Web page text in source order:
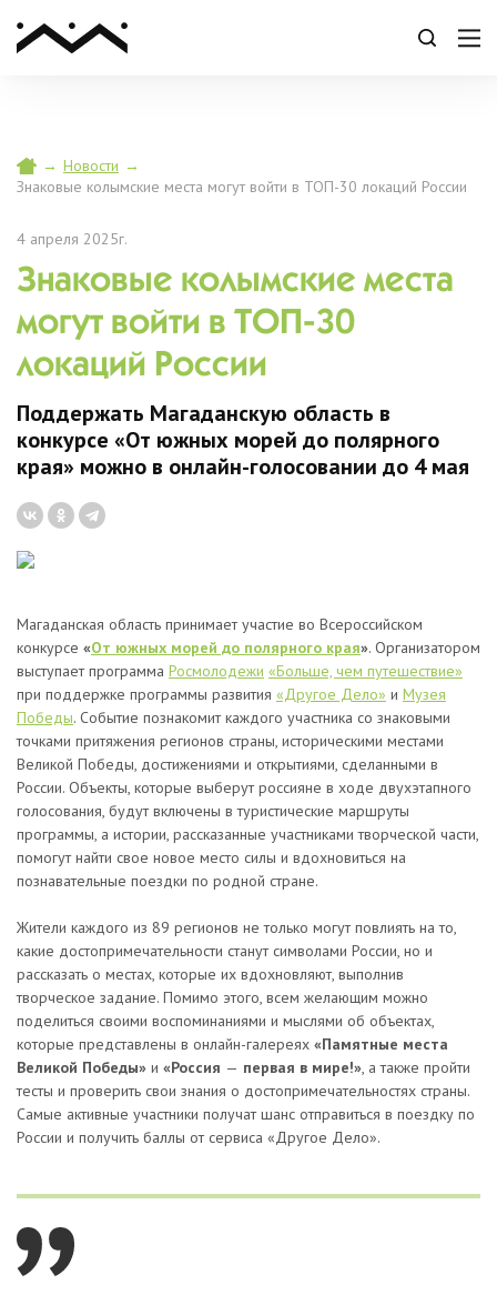
→ Новости →
Знаковые колымские места могут войти в ТОП-30 локаций России
4 апреля 2025г.
Знаковые колымские места
могут войти в ТОП-30
локаций России
Поддержать Магаданскую область в
конкурсе «От южных морей до полярного
края» можно в онлайн-голосовании до 4 мая
Магаданская область принимает участие во Всероссийском
конкурсе «От южных морей до полярного края». Организатором
выступает программа Росмолодeжи «Больше, чем путешествие»
при поддержке программы развития «Другое Дело» и Музея
Победы. Событие познакомит каждого участника со знаковыми
точками притяжения регионов страны, историческими местами
Великой Победы, достижениями и открытиями, сделанными в
России. Объекты, которые выберут россияне в ходе двухэтапного
голосования, будут включены в туристические маршруты
программы, а истории, рассказанные участниками творческой части,
помогут найти свое новое место силы и вдохновиться на
познавательные поездки по родной стране.
Жители каждого из 89 регионов не только могут повлиять на то,
какие достопримечательности станут символами России, но и
рассказать о местах, которые их вдохновляют, выполнив
творческое задание. Помимо этого, всем желающим можно
поделиться своими воспоминаниями и мыслями об объектах,
которые представлены в онлайн-галереях «Памятные места
Великой Победы» и «Россия — первая в мире!», а также пройти
тесты и проверить свои знания о достопримечательностях страны.
Самые активные участники получат шанс отправиться в поездку по
России и получить баллы от сервиса «Другое Дело».